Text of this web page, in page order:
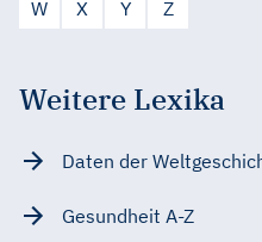
W
X Y Z
Weitere Lexika
Daten der
Gesundheit A-Z